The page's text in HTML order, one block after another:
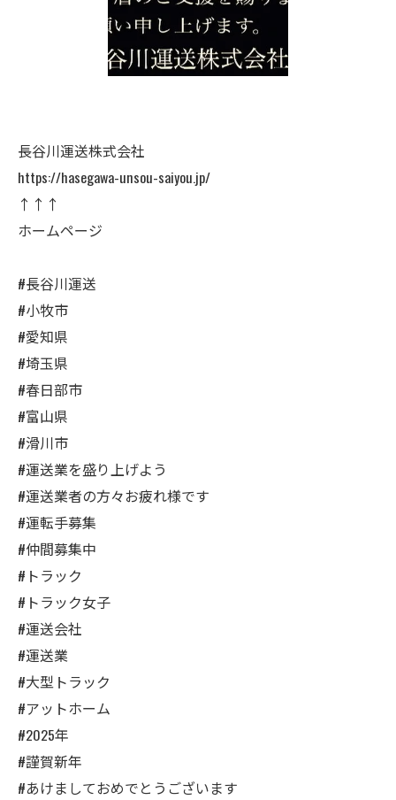
長谷川運送株式会社
https://hasegawa-unsou-saiyou.jp/
↑↑↑
ホームページ
#長谷川運送
#小牧市
#愛知県
#埼玉県
#春日部市
#富山県
#滑川市
#運送業を盛り上げよう
#運送業者の方々お疲れ様です
#運転手募集
#仲間募集中
#トラック
#トラック女子
#運送会社
#運送業
#大型トラック
#アットホーム
#2025年
#謹賀新年
#あけましておめでとうございます